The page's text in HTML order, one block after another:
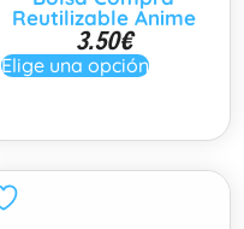
Reutilizable Anime
3.50€
Elige una opción